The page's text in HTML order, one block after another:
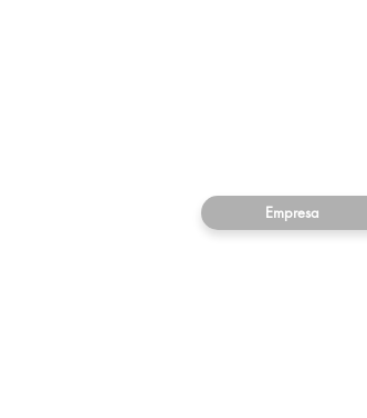
Empresa